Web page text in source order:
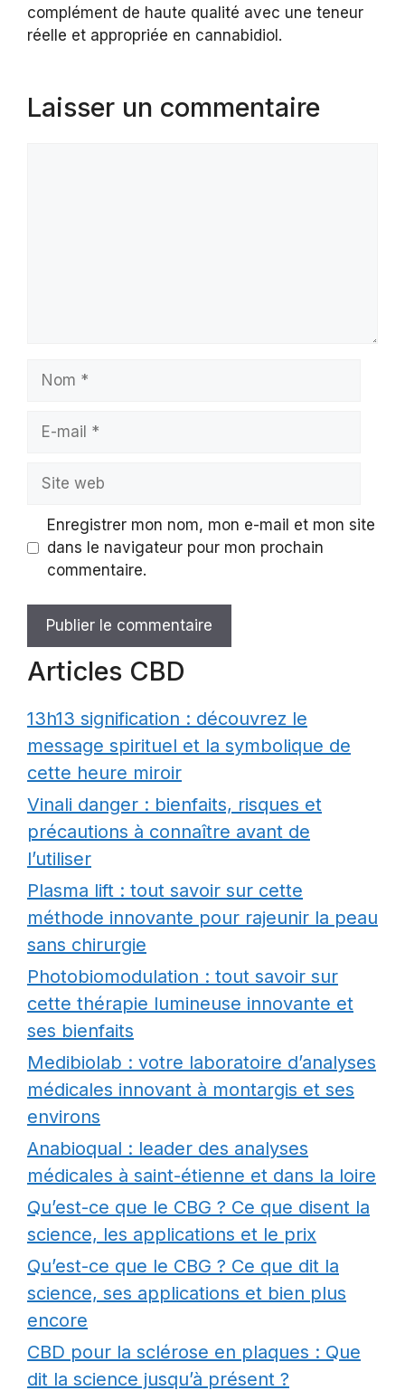
complément de haute qualité avec une teneur
réelle et appropriée en cannabidiol.
Laisser un commentaire
mail
web
Enregistrer mon nom, mon e-mail et mon site
dans le navigateur pour mon prochain
commentaire.
Articles CBD
13h13 signification : découvrez le
message spirituel et la symbolique de
cette heure miroir
Vinali danger : bienfaits, risques et
précautions à connaître avant de
l’utiliser
Plasma lift : tout savoir sur cette
méthode innovante pour rajeunir la peau
sans chirurgie
Photobiomodulation : tout savoir sur
cette thérapie lumineuse innovante et
ses bienfaits
Medibiolab : votre laboratoire d’analyses
médicales innovant à montargis et ses
environs
Anabioqual : leader des analyses
médicales à saint-étienne et dans la loire
Qu’est-ce que le CBG ? Ce que disent la
science, les applications et le prix
Qu’est-ce que le CBG ? Ce que dit la
science, ses applications et bien plus
encore
CBD pour la sclérose en plaques : Que
dit la science jusqu’à présent ?